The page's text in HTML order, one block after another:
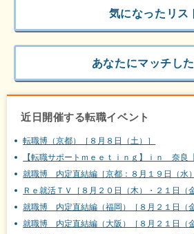
気になったリス
あなたにマッチし
近日開催する転職イベント
転職博（京都）［８月８日（土）］
【転職サポートｍｅｅｔｉｎｇ】ｉｎ 奈良
就職博 内定直結編［京都：８月１９日（水
Ｒｅ就活ＴＶ［８月２０日（木）・２１日（
就職博 内定直結編（福岡）［８月２１日（
就職博 内定直結編（大阪）［８月２１日（